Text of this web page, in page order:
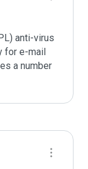
anti-virus
for e-mail
a number